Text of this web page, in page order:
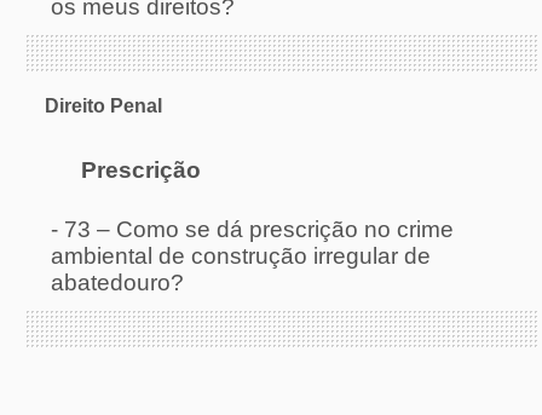
os meus direitos?
Direito Penal
Prescrição
- 73 – Como se dá prescrição no crime
ambiental de construção irregular de
abatedouro?